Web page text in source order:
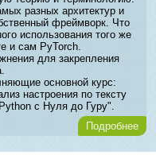
разных архитектур и
фреймворк. Что
использования того же
и сам PyTorch.
для закрепления
основной курс:
настроения по тексту
с Нуля до Гуру".
Подробнее